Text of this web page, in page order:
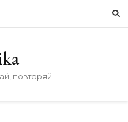
повторяй